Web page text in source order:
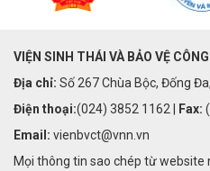
VIỆN SINH THÁI VÀ BẢO VỆ
Địa chỉ: Số 267 Chùa Bộc, Đống
Điện thoại:(024) 3852 1162 | Fax:
Email: vienbvct@vnn.vn
Mọi thông tin sao chép từ website